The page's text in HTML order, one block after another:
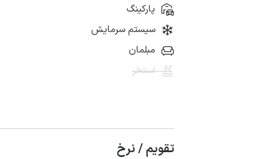
پارکینگ
سیستم سرمایش
مبلمان
استخر
تقویم / نرخ